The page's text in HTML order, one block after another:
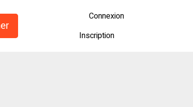
Connexion
Inscription